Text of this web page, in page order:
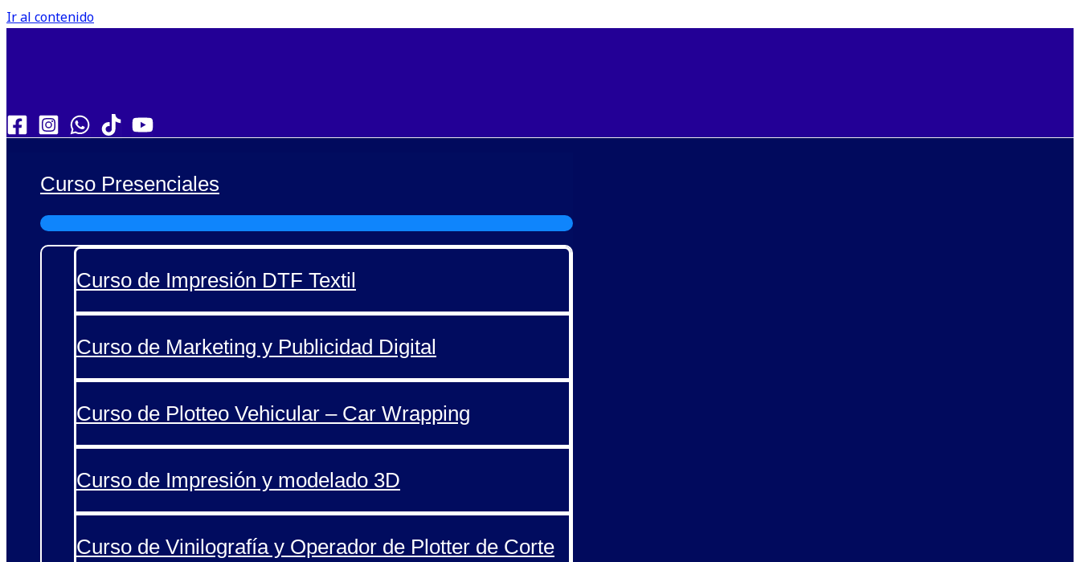
Ir al contenido
Curso Presenciales
Curso de Impresión DTF Textil
Curso de Marketing y Publicidad Digital
Curso de Plotteo Vehicular – Car Wrapping
Curso de Impresión y modelado 3D
Curso de Vinilografía y Operador de Plotter de Corte